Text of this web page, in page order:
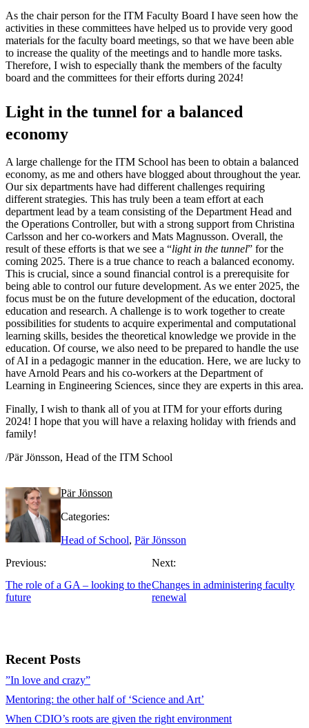
As the chair person for the ITM Faculty Board I have seen how the
activities in these committees have helped us to provide very good
materials for the faculty board meetings, so that we have been able
to increase the quality of the meetings and to handle more tasks.
Therefore, I wish to especially thank the members of the faculty
board and the committees for their efforts during 2024!
Light in the tunnel for a balanced
economy
A large challenge for the ITM School has been to obtain a balanced
economy, as me and others have blogged about throughout the year.
Our six departments have had different challenges requiring
different strategies. This has truly been a team effort at each
department lead by a team consisting of the Department Head and
the Operations Controller, but with a strong support from Christina
Carlsson and her co-workers and Mats Magnusson. Overall, the
result of these efforts is that we see a “light in the tunnel” for the
coming 2025. There is a true chance to reach a balanced economy.
This is crucial, since a sound financial control is a prerequisite for
being able to control our future development. As we enter 2025, the
focus must be on the future development of the education, doctoral
education and research. A challenge is to work together to create
possibilities for students to acquire experimental and computational
learning skills, besides the theoretical knowledge we provide in the
education. Of course, we also need to be prepared to handle the use
of AI in a pedagogic manner in the education. Here, we are lucky to
have Arnold Pears and his co-workers at the Department of
Learning in Engineering Sciences, since they are experts in this area.
Finally, I wish to thank all of you at ITM for your efforts during
2024! I hope that you will have a relaxing holiday with friends and
family!
/Pär Jönsson, Head of the ITM School
Pär Jönsson
Categories:
Head of School, Pär Jönsson
Previous:
The role of a GA – looking to the
future
Next:
Changes in administering faculty
renewal
Recent Posts
”In love and crazy”
Mentoring: the other half of ‘Science and Art’
When CDIO’s roots are given the right environment